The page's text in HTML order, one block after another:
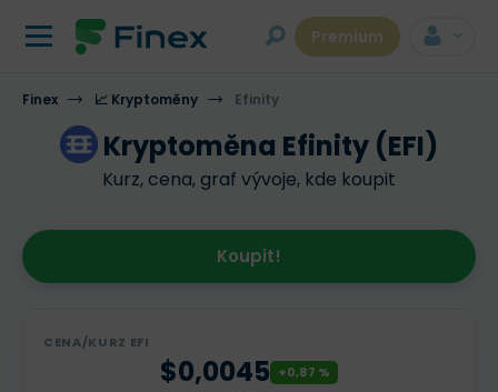
Premium
Finex 📈 Kryptoměny Efinity
Kryptoměna Efinity (EFI)
Kurz, cena, graf vývoje, kde koupit
Koupit!
CENA/KURZ EFI
$0,0045 +0,87 %